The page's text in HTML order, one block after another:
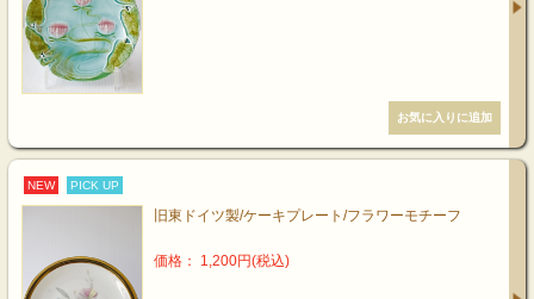
NEW PICK UP
旧東ドイツ製/ケーキプレート/フラワーモチーフ
価格： 1,200円(税込)